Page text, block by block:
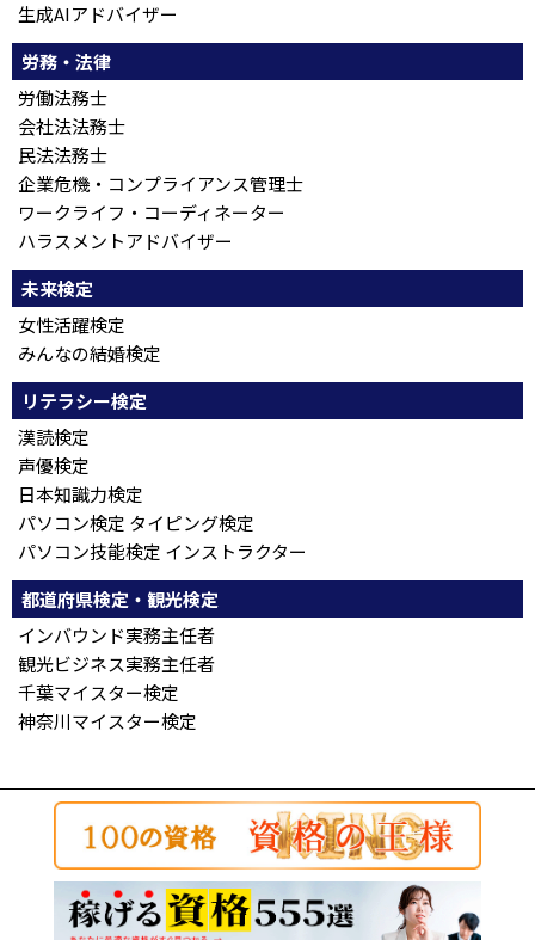
生成AIアドバイザー
労務・法律
労働法務士
会社法法務士
民法法務士
企業危機・コンプライアンス管理士
ワークライフ・コーディネーター
ハラスメントアドバイザー
未来検定
女性活躍検定
みんなの結婚検定
リテラシー検定
漢読検定
声優検定
日本知識力検定
パソコン検定 タイピング検定
パソコン技能検定 インストラクター
都道府県検定・観光検定
インバウンド実務主任者
観光ビジネス実務主任者
千葉マイスター検定
神奈川マイスター検定